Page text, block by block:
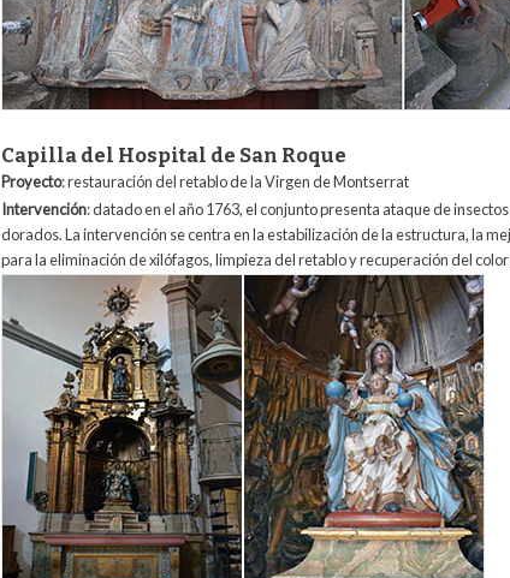
Capilla del Hospital de San Roque
Proyecto: restauración del retablo de la Virgen de Montserrat
Intervención: datado en el año 1763, el conjunto presenta ataque de
dorados. La intervención se centra en la estabilización de la estructura, la
para la eliminación de xilófagos, limpieza del retablo y recuperación del
1_capilla_del_hospital_de_san_roque.jpg